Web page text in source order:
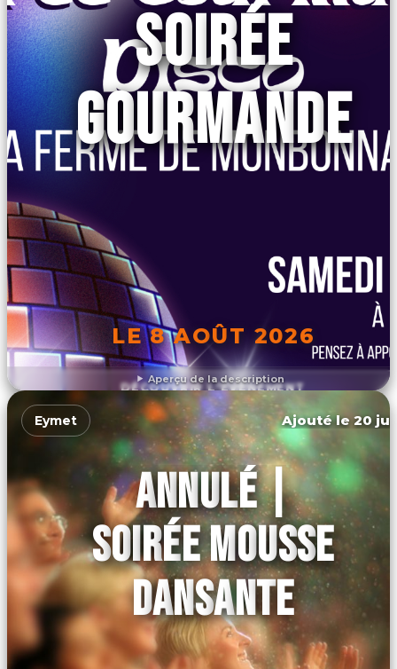
Aperçu de la description
SOIRÉE
GOURMANDE
LE 8 AOÛT 2026
DÉCOUVRIR L'ÉVÉNEMENT
Eymet Ajouté le 20
ANNULÉ |
SOIRÉE MOUSSE
DANSANTE